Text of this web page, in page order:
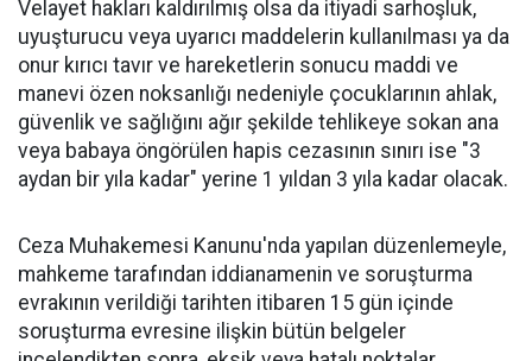
Velayet hakları kaldırılmış olsa da itiyadi sarhoşluk,
uyuşturucu veya uyarıcı maddelerin kullanılması ya da
onur kırıcı tavır ve hareketlerin sonucu maddi ve
manevi özen noksanlığı nedeniyle çocuklarının ahlak,
güvenlik ve sağlığını ağır şekilde tehlikeye sokan ana
veya babaya öngörülen hapis cezasının sınırı ise "3
aydan bir yıla kadar" yerine 1 yıldan 3 yıla kadar olacak.
Ceza Muhakemesi Kanunu'nda yapılan düzenlemeyle,
mahkeme tarafından iddianamenin ve soruşturma
evrakının verildiği tarihten itibaren 15 gün içinde
soruşturma evresine ilişkin bütün belgeler